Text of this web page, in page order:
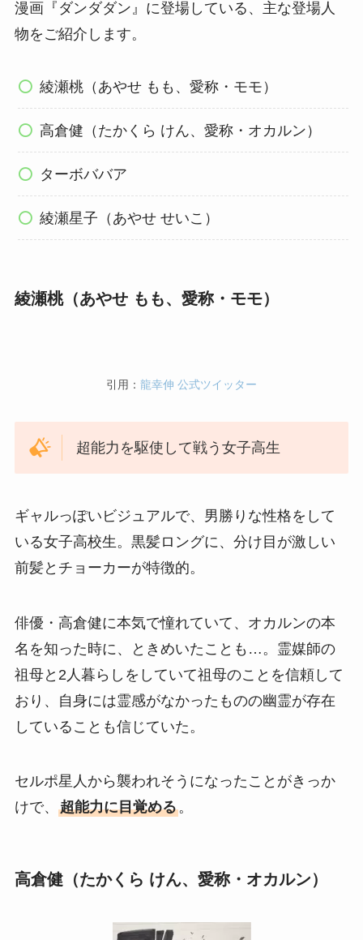
漫画『ダンダダン』に登場している、主な登場人
物をご紹介します。
綾瀬桃（あやせ もも、愛称・モモ）
高倉健（たかくら けん、愛称・オカルン）
ターボババア
綾瀬星子（あやせ せいこ）
綾瀬桃（あやせ もも、愛称・モモ）
引用： 龍幸伸 公式ツイッター
超能力を駆使して戦う女子高生
ギャルっぽいビジュアルで、男勝りな性格をして
いる女子高校生。黒髪ロングに、分け目が激しい
前髪とチョーカーが特徴的。
俳優・高倉健に本気で憧れていて、オカルンの本
名を知った時に、ときめいたことも…。霊媒師の
祖母と2人暮らしをしていて祖母のことを信頼して
おり、自身には霊感がなかったものの幽霊が存在
していることも信じていた。
セルポ星人から襲われそうになったことがきっか
けで、 超能力に目覚める。
高倉健（たかくら けん、愛称・オカルン）